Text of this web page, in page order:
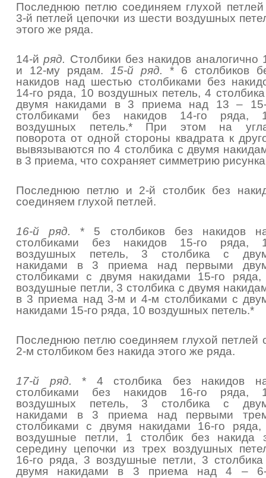
Последнюю петлю соединяем глухой
3-й петлей цепочки из шести воздушных
этого же ряда.
14-йряд. Столбики без накидов аналогично
и 12-му рядам. 15-й ряд. * 6 столбиков
накидов над шестью столбиками без
14-го ряда, 10 воздушных петель, 4
двумя накидами в 3 приема над 13 –
столбиками без накидов 14-го ряда,
воздушных петель.* При этом на
поворота от одной стороны квадрата к
вывязываются по 4 столбика с двумя
в 3 приема, что сохраняет симметрию
Последнюю петлю и 2-й столбик без
соединяем глухой петлей.
16-й ряд.
* 5 столбиков без накидов
столбиками без накидов 15-го ряда,
воздушных петель, 3 столбика с
накидами в 3 приема над первыми
столбиками с двумя накидами 15-го
воздушные петли, 3 столбика с двумя
в 3 приема над 3-м и 4-м столбиками с
накидами 15-го ряда, 10 воздушных петель.*
Последнюю петлю соединяем глухой петлей
2-м столбиком без накида этого же ряда.
17-й ряд. * 4 столбика без накидов
столбиками без накидов 16-го ряда,
воздушных петель, 3 столбика с
накидами в 3 приема над первыми
столбиками с двумя накидами 16-го
воздушные петли, 1 столбик без накида
середину цепочки из трех воздушных
16-го ряда, 3 воздушные петли, 3
двумя накидами в 3 приема над 4 –